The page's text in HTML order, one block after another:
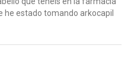
he estado tomando arkocapil